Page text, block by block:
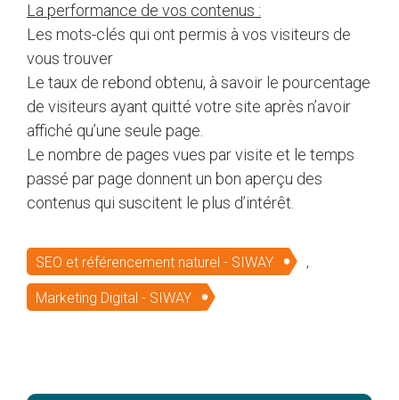
La performance de vos contenus :
Les mots-clés qui ont permis à vos visiteurs de
vous trouver
Le taux de rebond obtenu, à savoir le pourcentage
de visiteurs ayant quitté votre site après n’avoir
affiché qu’une seule page.
Le nombre de pages vues par visite et le temps
passé par page donnent un bon aperçu des
contenus qui suscitent le plus d’intérêt.
SEO et référencement naturel - SIWAY ,
Marketing Digital - SIWAY